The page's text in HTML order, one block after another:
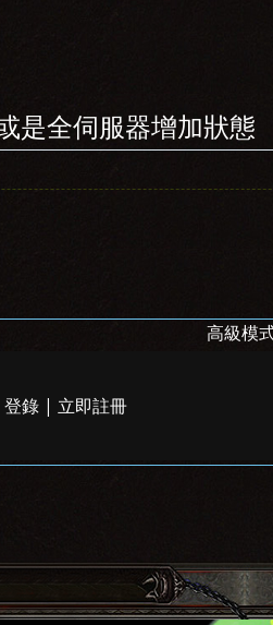
是全伺服器增加狀態
高級模
登錄 | 立即註冊